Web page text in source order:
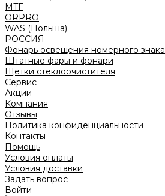
MTF
ORPRO
WAS (Польша)
РОССИЯ
Фонарь освещения номерного знака
Штатные фары и фонари
Щетки стеклоочистителя
Сервис
Акции
Компания
Отзывы
Политика конфиденциальности
Контакты
Помощь
Условия оплаты
Условия доставки
Задать вопрос
Войти